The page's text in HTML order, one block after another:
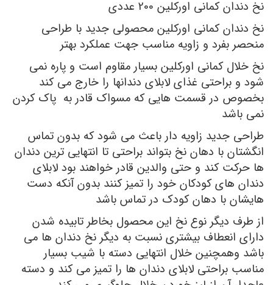
نخ دندان کمانی اورکلین 200 عددی
نخ دندان کمانی اورکلین محصولی جدید با طراحی
منحصر بفرد و زاویه مناسب جهت عملکرد بهتر
نخ خلال کمانی اورکلین بسیار مقاوم است و پاره نمی
شود و براحتی غذای لابلای دندانها را خارج می کند
بخصوص در قسمت هایی که مسواک قادر به پاک کردن
نمی باشد
طراحی جدید زاویه دار باعث می شود که بدون تماس
انگشتان با دهان نخ بتواند براحتی تا انتهایی ترین دندان
ها حرکت کند و حتی والدین قادر خواهند بود لابلای
دندان های کودکان خود را تمیز کنند بدون آنکه دست
هایشان با دهان کودک در تماس باشد
از طرف دیگر نوع نخ این محصول بخاطر تابیده شدن
دارای انعطاف بیشتری نسبت به دیگر نخ دندان ها می
باشد وهمچنین خلال انتهایی دسته با شیب بسیار
مناسب براحتی لابلای دندان ها را تمیز می کند و دسته